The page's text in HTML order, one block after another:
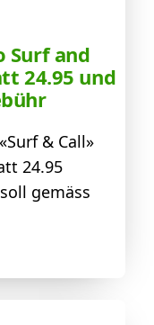
Surf and
24.95 und
& Call»
24.95
gemäss